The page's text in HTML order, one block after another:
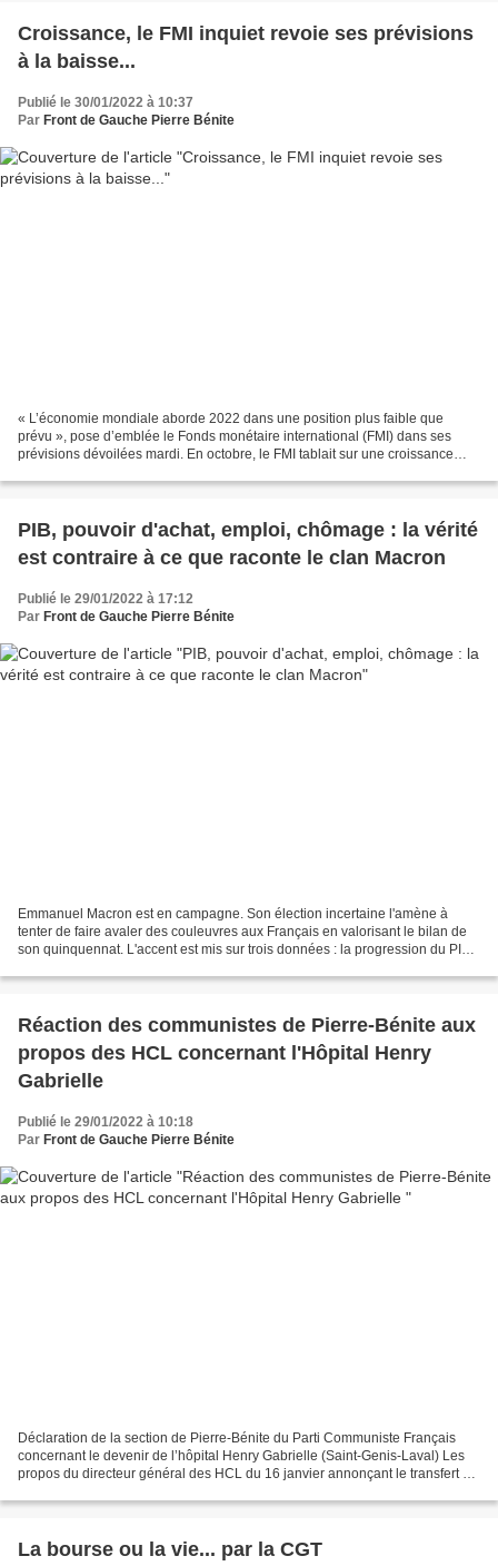
Croissance, le FMI inquiet revoie ses prévisions
à la baisse...
Publié le 30/01/2022 à 10:37
Par Front de Gauche Pierre Bénite
« L’économie mondiale aborde 2022 dans une position plus faible que
prévu », pose d’emblée le Fonds monétaire international (FMI) dans ses
prévisions dévoilées mardi. En octobre, le FMI tablait sur une croissance
PIB, pouvoir d'achat, emploi, chômage : la vérité
est contraire à ce que raconte le clan Macron
Publié le 29/01/2022 à 17:12
Par Front de Gauche Pierre Bénite
Emmanuel Macron est en campagne. Son élection incertaine l'amène à
tenter de faire avaler des couleuvres aux Français en valorisant le bilan de
son quinquennat. L'accent est mis sur trois données : la progression du PIB,
Réaction des communistes de Pierre-Bénite aux
propos des HCL concernant l'Hôpital Henry
Gabrielle
Publié le 29/01/2022 à 10:18
Par Front de Gauche Pierre Bénite
Déclaration de la section de Pierre-Bénite du Parti Communiste Français
concernant le devenir de l’hôpital Henry Gabrielle (Saint-Genis-Laval) Les
propos du directeur général des HCL du 16 janvier annonçant le transfert du
La bourse ou la vie... par la CGT